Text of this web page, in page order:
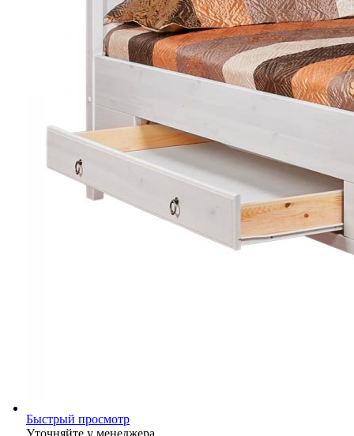
Быстрый просмотр
Уточняйте у менеджера